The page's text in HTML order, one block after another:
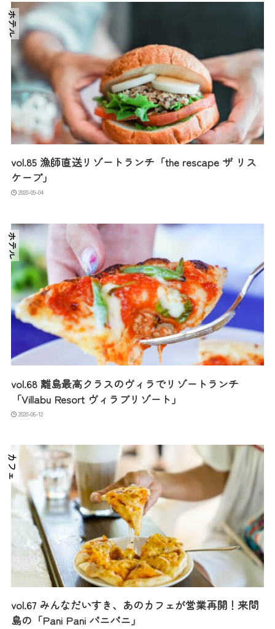
vol.85 漁師直送リゾートランチ「the rescape ザ リス
ケープ」
2020-09-04
ホテル
vol.68 離島最高クラスのヴィラでリゾートランチ
「Villabu Resort ヴィラブリゾート」
2020-06-12
ホテル
vol.67 みんなだいすき、あのカフェが営業再開！来間
島の「Pani Pani パニパニ」
カフェ